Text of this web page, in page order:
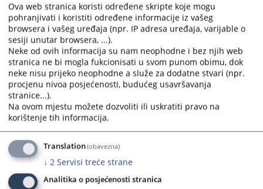
Trenutno nema vijesti
Ova web stranica koristi određene skripte koje mogu
pohranjivati i koristiti određene informacije iz vašeg
browsera i vašeg uređaja (npr. IP adresa uređaja, varijable o
sesiji unutar browsera, ...).
Neke od ovih informacija su nam neophodne i bez njih web
stranica ne bi mogla fukcionisati u svom punom obimu, dok
neke nisu prijeko neophodne a služe za dodatne stvari (npr.
procjenu nivoa posjećenosti, budućeg usavršavanja
stranice...).
Na ovom mjestu možete dozvoliti ili uskratiti pravo na
korištenje tih informacija.
Translation(obavezna)
↓ 2 Servisi treće strane
Analitika o posjećenosti stranica